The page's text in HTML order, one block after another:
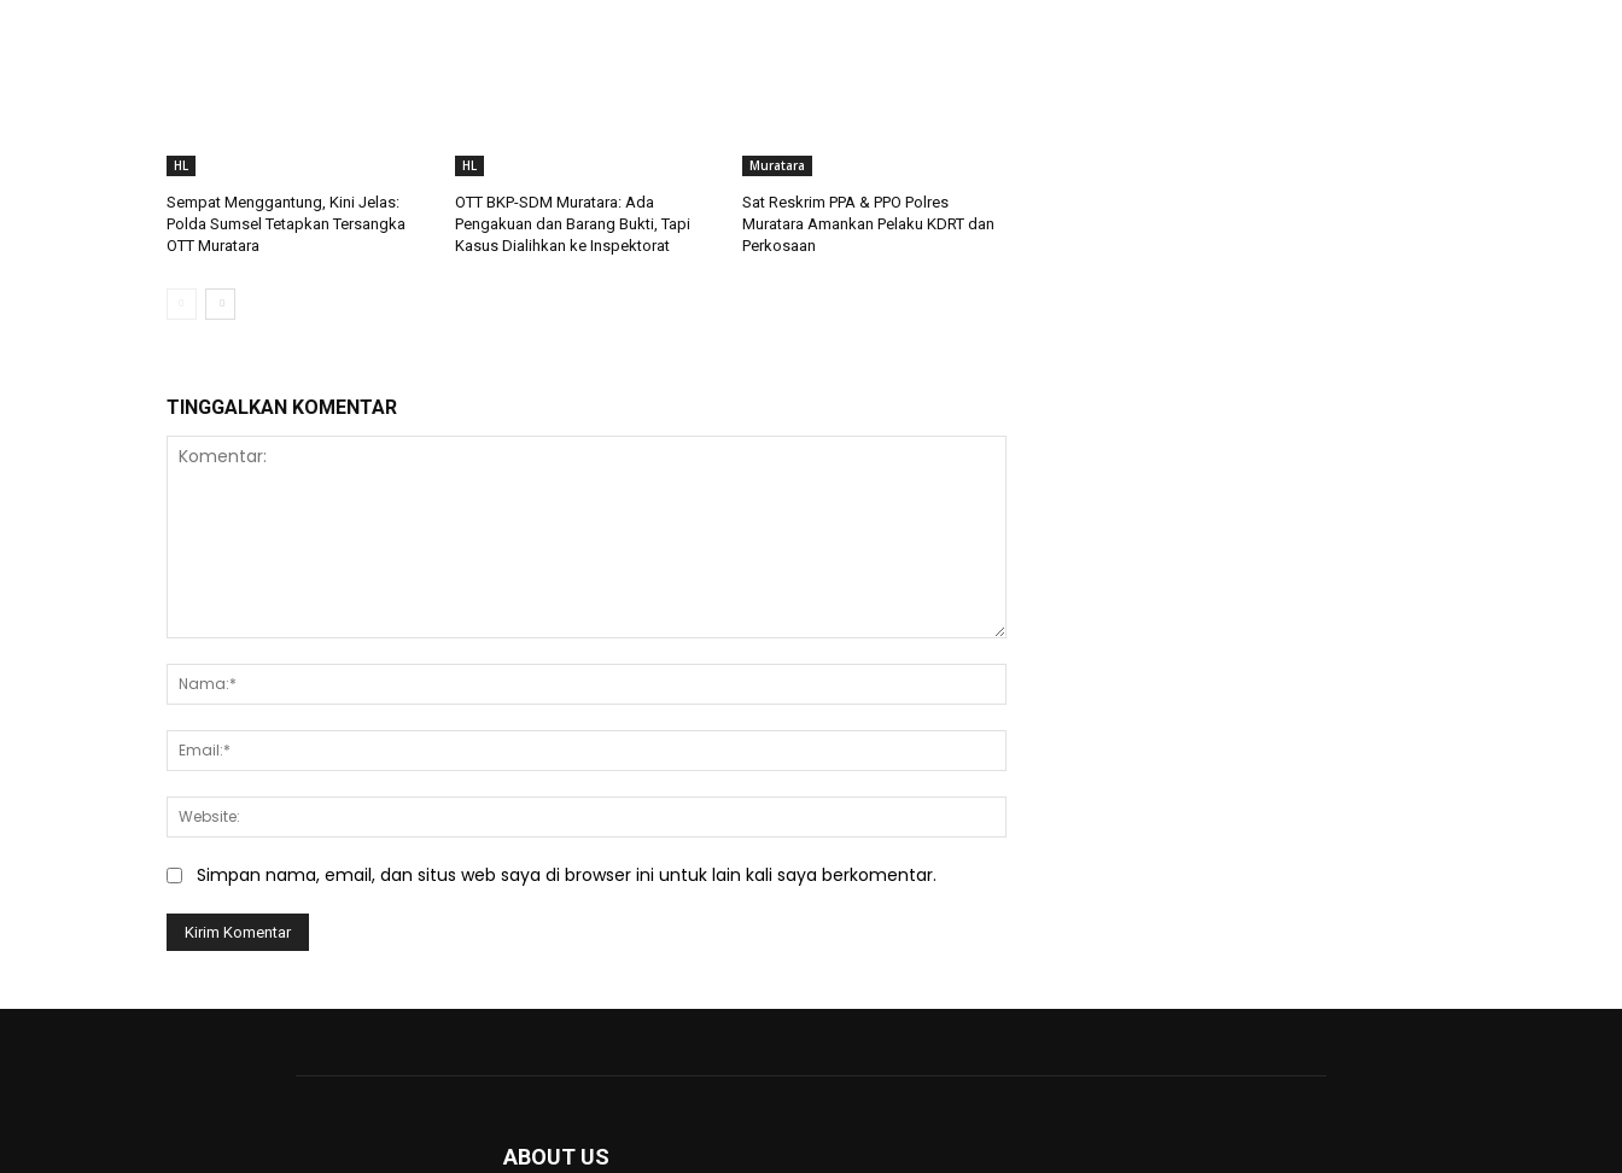
HL
Sempat Menggantung, Kini Jelas:
Polda Sumsel Tetapkan Tersangka
OTT Muratara
HL
OTT BKP-SDM Muratara: Ada
Pengakuan dan Barang Bukti, Tapi
Kasus Dialihkan ke Inspektorat
Muratara
Sat Reskrim PPA & PPO Polres
Muratara Amankan Pelaku KDRT dan
Perkosaan
TINGGALKAN KOMENTAR
Simpan nama, email, dan situs web saya di browser ini untuk lain kali saya berkomentar.
ABOUT US